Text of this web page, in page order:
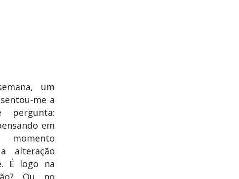
um
me a
pergunta:
em
alteração
É logo na
Ou no